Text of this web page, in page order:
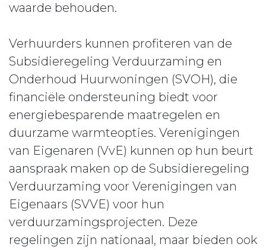
waarde behouden.
Verhuurders kunnen profiteren van de
Subsidieregeling Verduurzaming en
Onderhoud Huurwoningen (SVOH), die
financiële ondersteuning biedt voor
energiebesparende maatregelen en
duurzame warmteopties. Verenigingen
van Eigenaren (VvE) kunnen op hun beurt
aanspraak maken op de Subsidieregeling
Verduurzaming voor Verenigingen van
Eigenaars (SVVE) voor hun
verduurzamingsprojecten. Deze
regelingen zijn nationaal, maar bieden ook